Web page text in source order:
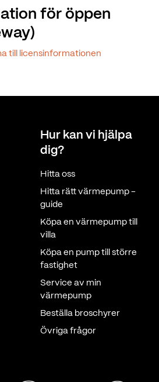
för öppen
till licensinformationen
Hur kan vi hjälpa
dig?
Hitta oss
Hitta rätt värmepump -
guide
Köpa en värmepump till
villa
Köpa en pump till större
fastighet
Service av min
värmepump
Beställa broschyrer
Övriga frågor